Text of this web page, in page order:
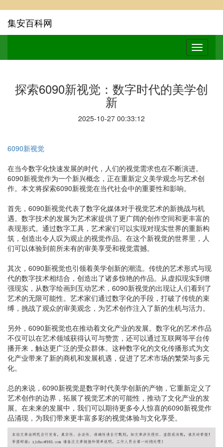
集安百科网
探索6090新视觉：数字时代的美学创
新
2025-10-27 00:33:12
6090新视觉
在当今数字化快速发展的时代，人们的视觉需求也在不断演进。
6090新视觉作为一个新兴概念，正在重新定义美学观念与艺术创
作。本文将探索6090新视觉在当代社会中的重要性和影响。
首先，6090新视觉代表了数字化媒体对于视觉艺术的新挑战与机
遇。数字技术的发展为艺术家提供了更广阔的创作空间和更丰富的
表现形式。通过数字工具，艺术家们可以实现对现实世界的重新构
筑，创造出令人叹为观止的视觉作品。在这个新视觉的世界里，人
们可以体验到前所未有的审美享受和视觉震撼。
其次，6090新视觉也引领着美学创新的潮流。传统的艺术形式与现
代的数字技术相结合，创造出了诸多惊艳的作品。从虚拟现实到增
强现实，从数字绘画到互动艺术，6090新视觉的出现让人们看到了
艺术的无限可能性。艺术家们通过数字化的手段，打破了传统的束
缚，挑战了观众的审美观念，为艺术创作注入了新的生机与活力。
另外，6090新视觉也在推动着文化产业的发展。数字化的艺术作品
不仅可以在艺术领域获得认可与赞赏，还可以通过互联网等平台传
播开来，触达更广泛的受众群体。这种数字化的文化传播形式为文
化产业带来了新的商机和发展机遇，促进了艺术市场的繁荣与多元
化。
总的来说，6090新视觉是数字时代美学创新的产物，它重新定义了
艺术创作的边界，拓展了视觉艺术的可能性，推动了文化产业的发
展。在未来的发展中，我们可以期待更多令人惊喜的6090新视觉作
品涌现，为我们带来更丰富多彩的视觉体验与文化享受。